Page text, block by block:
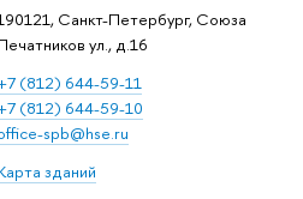
Санкт-Петербург, Союза
ул., д.16
(812) 644-59-11
(812) 644-59-10
spb@hse.ru
зданий